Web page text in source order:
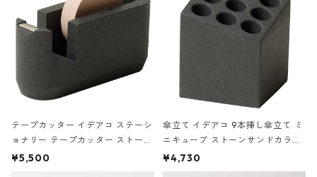
テープカッター イデアコ ステーシ
ョナリー テープカッター ストーン
サンドカラー 石調 ideaco Station
¥5,500
傘立て イデアコ 9本挿し傘立て ミ
ニキューブ ストーンサンドカラー
石調 ideaco Umbrella Stand CUB
E ストーンサンドブラック
¥4,730